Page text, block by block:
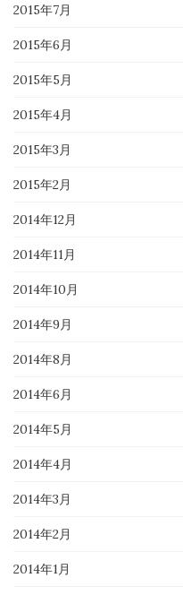
2015年7月
2015年6月
2015年5月
2015年4月
2015年3月
2015年2月
2014年12月
2014年11月
2014年10月
2014年9月
2014年8月
2014年6月
2014年5月
2014年4月
2014年3月
2014年2月
2014年1月